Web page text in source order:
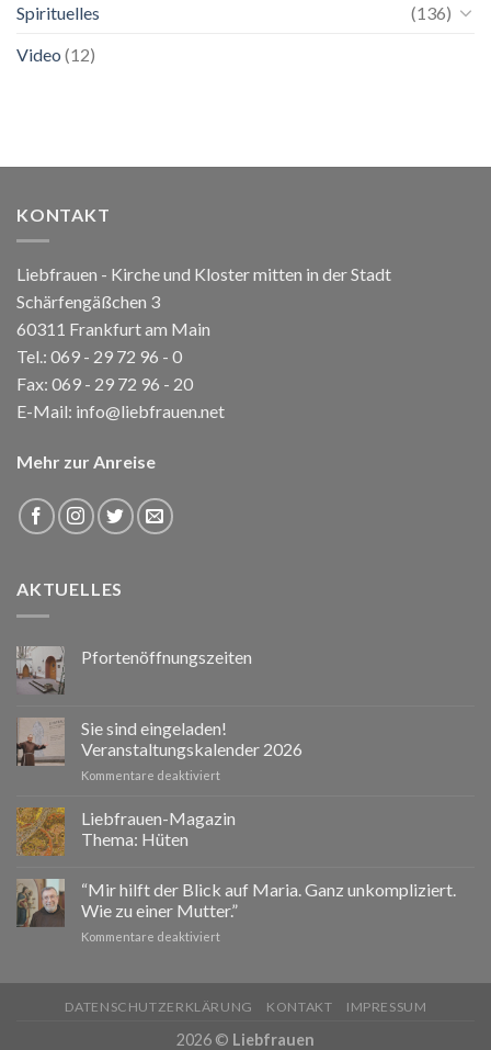
Spirituelles
(136)
Video (12)
KONTAKT
Liebfrauen - Kirche und Kloster mitten in der Stadt
Schärfengäßchen 3
60311 Frankfurt am Main
Tel.: 069 - 29 72 96 - 0
Fax: 069 - 29 72 96 - 20
E-Mail: info@liebfrauen.net
Mehr zur Anreise
AKTUELLES
Pfortenöffnungszeiten
Sie sind eingeladen!
Veranstaltungskalender 2026
Kommentare deaktiviertfür
sind
eingeladen!
Liebfrauen-Magazin
Thema: Hüten
“Mir hilft der Blick auf Maria. Ganz unkompliziert.
Wie zu einer Mutter.”
Kommentare deaktiviertfür
Blick
Maria.
DATENSCHUTZERKLÄRUNG KONTAKT IMPRESSUM
2026 © Liebfrauen